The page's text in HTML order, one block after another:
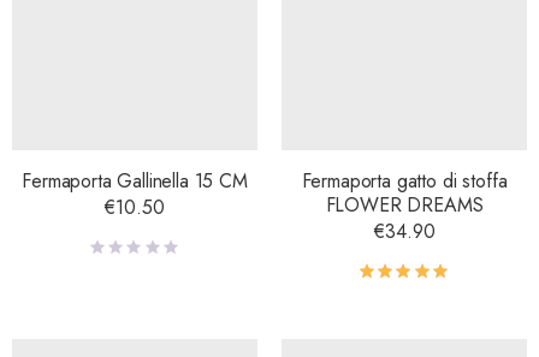
Fermaporta Gallinella 15 CM
€10.50
Fermaporta gatto di stoffa
FLOWER DREAMS
€34.90